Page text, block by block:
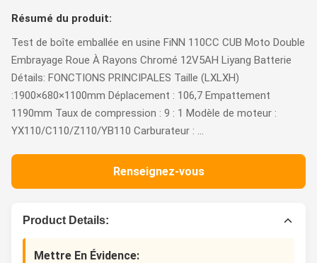
Résumé du produit:
Test de boîte emballée en usine FiNN 110CC CUB Moto Double
Embrayage Roue À Rayons Chromé 12V5AH Liyang Batterie
Détails: FONCTIONS PRINCIPALES Taille (LXLXH)
:1900×680×1100mm Déplacement : 106,7 Empattement
1190mm Taux de compression : 9 : 1 Modèle de moteur :
YX110/C110/Z110/YB110 Carburateur : ...
Renseignez-vous
Product Details:
Mettre En Évidence: